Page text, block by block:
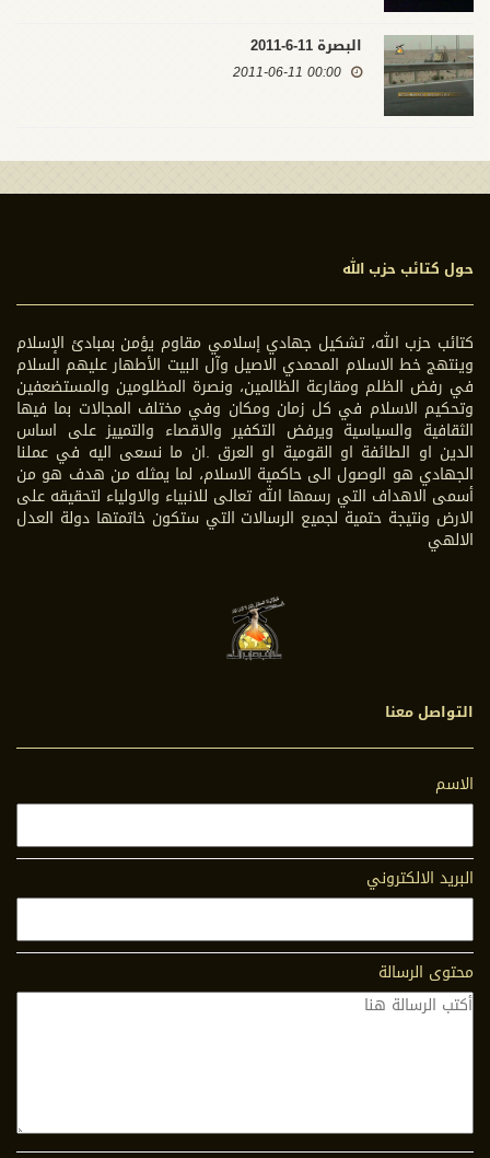
البصرة 11-6-2011
00:00 2011-06-11
حول كتائب حزب الله
كتائب حزب الله، تشكيل جهادي إسلامي مقاوم يؤمن بمبادئ الإسلام
وينتهج خط الاسلام المحمدي الاصيل وآل البيت الأطهار عليهم السلام
في رفض الظلم ومقارعة الظالمين، ونصرة المظلومين والمستضعفين
وتحكيم الاسلام في كل زمان ومكان وفي مختلف المجالات بما فيها
الثقافية والسياسية ويرفض التكفير والاقصاء والتمييز على اساس
الدين او الطائفة او القومية او العرق .ان ما نسعى اليه في عملنا
الجهادي هو الوصول الى حاكمية الاسلام، لما يمثله من هدف هو من
أسمى الاهداف التي رسمها الله تعالى للانبياء والاولياء لتحقيقه على
الارض ونتيجة حتمية لجميع الرسالات التي ستكون خاتمتها دولة العدل
الالهي
التواصل معنا
الاسم
البريد الالكتروني
محتوى الرسالة